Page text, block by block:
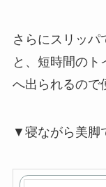
さらにスリッパ
と、短時間の
へ出られるので
▼寝ながら美脚